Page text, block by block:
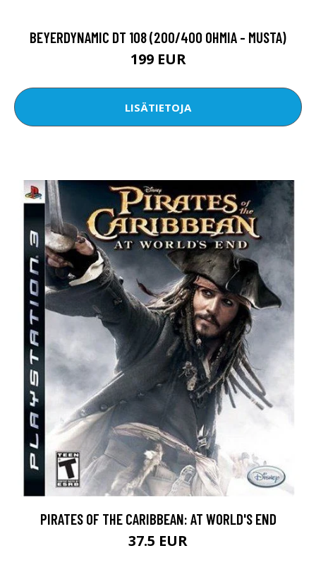
BEYERDYNAMIC DT 108 (200/400 OHMIA - MUSTA)
199 EUR
LISÄTIETOJA
PIRATES OF THE CARIBBEAN: AT WORLD'S END
37.5 EUR